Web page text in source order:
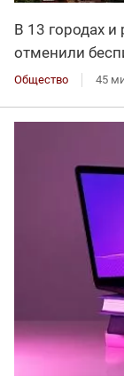
В 13 городах и
отменили
Общество 45